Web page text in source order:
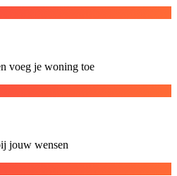
voeg je woning toe
jouw wensen